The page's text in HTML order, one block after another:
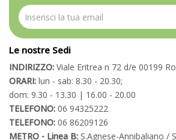
Le nostre Sedi
INDIRIZZO: Viale Eritrea n 72 d/e 00199
ORARI: lun - sab: 8.30 - 20.30;
dom: 9.30 - 13.30 | 16.00 - 20.00
TELEFONO: 06 94325222
TELEFONO: 06 86209126
METRO - Linea B: S.Agnese-Annibaliano /